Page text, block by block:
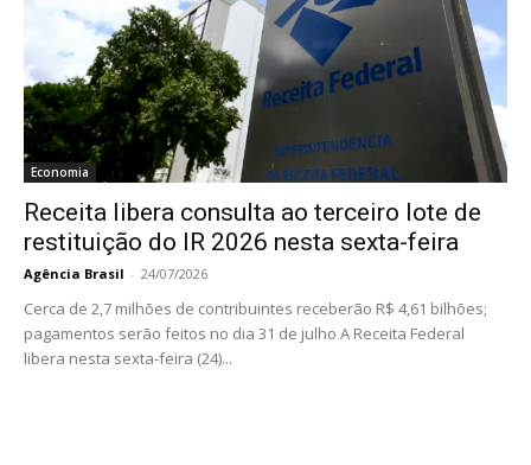
Economia
Receita libera consulta ao terceiro lote de
restituição do IR 2026 nesta sexta-feira
Agência Brasil - 24/07/2026
Cerca de 2,7 milhões de contribuintes receberão R$ 4,61 bilhões;
pagamentos serão feitos no dia 31 de julho A Receita Federal
libera nesta sexta-feira (24)...